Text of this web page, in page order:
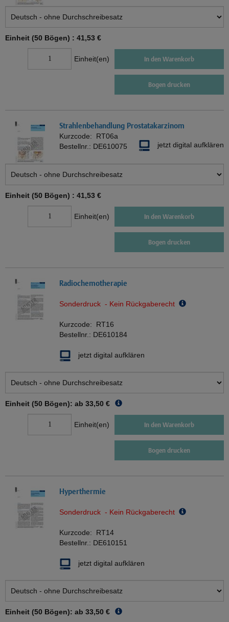
Einheit (50 Bögen) : 41,53 €
Einheit(en) In den Warenkorb
Bogen drucken
Strahlenbehandlung Prostatakarzinom
Kurzcode: RT06a
Bestellnr.: DE610075 jetzt digital aufklären
Einheit (50 Bögen) : 41,53 €
Einheit(en) In den Warenkorb
Bogen drucken
Radiochemotherapie
Sonderdruck - Kein Rückgaberecht
Kurzcode: RT16
Bestellnr.: DE610184
jetzt digital aufklären
Einheit (50 Bögen): ab 33,50 €
Einheit(en) In den Warenkorb
Bogen drucken
Hyperthermie
Sonderdruck - Kein Rückgaberecht
Kurzcode: RT14
Bestellnr.: DE610151
jetzt digital aufklären
Einheit (50 Bögen): ab 33,50 €